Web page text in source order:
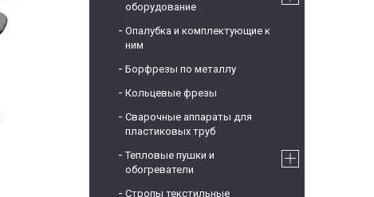
оборудование
Опалубка и комплектующие к
ним
Борфрезы по металлу
Кольцевые фрезы
Сварочные аппараты для
пластиковых труб
Тепловые пушки и
обогреватели
Стропы текстильные